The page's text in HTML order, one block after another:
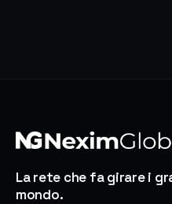
La rete che fa girare i
mondo.